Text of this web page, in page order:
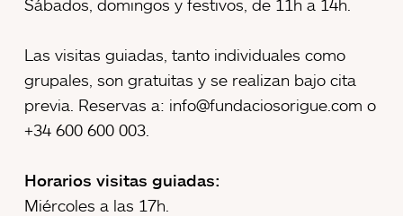
Sábados, domingos y festivos, de 11h a 14h.
Las visitas guiadas, tanto individuales como
grupales, son gratuitas y se realizan bajo cita
previa. Reservas a: info@fundaciosorigue.com o
+34 600 600 003.
Horarios visitas guiadas:
Miércoles a las 17h.